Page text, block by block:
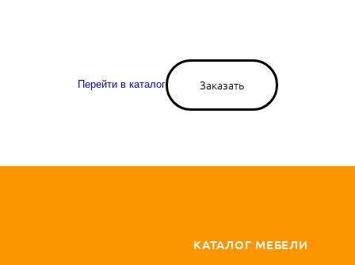
Перейти в каталог Заказать
КАТАЛОГ МЕБЕЛИ